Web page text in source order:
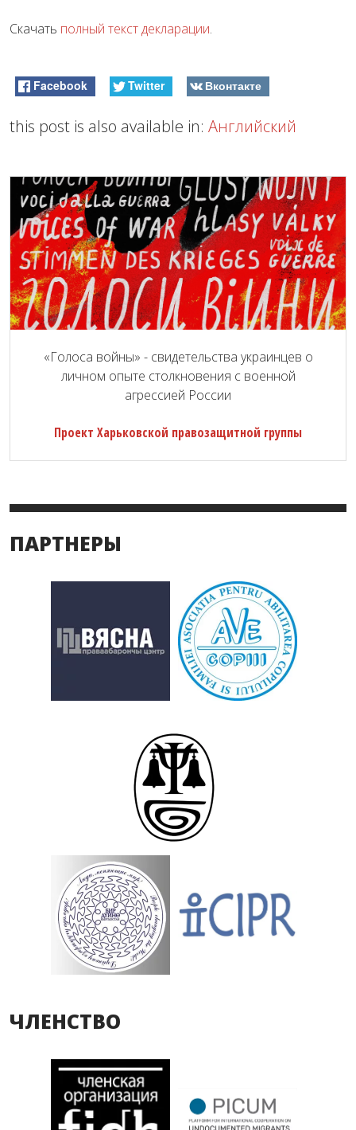
Скачать полный текст декларации.
Facebook Twitter Вконтакте
this post is also available in: Английский
«Голоса войны» - свидетельства украинцев о
личном опыте столкновения с военной
агрессией России
Проект Харьковской правозащитной группы
ПАРТНЕРЫ
ЧЛЕНСТВО